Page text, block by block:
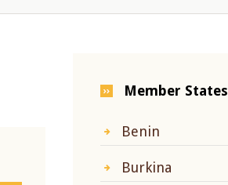
Member States
Benin
Burkina